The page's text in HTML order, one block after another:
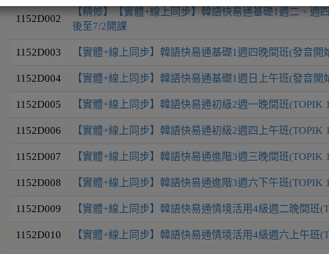
1152D002
【精修】【實體+線上同步】韓語快易通基礎1週二、週
後至7/2開課
1152D003 【實體+線上同步】韓語快易通基礎1週四晚間班(發音開
1152D004 【實體+線上同步】韓語快易通基礎1週日上午班(發音開
1152D005 【實體+線上同步】韓語快易通初級2週一晚間班(TOPIK
1152D006 【實體+線上同步】韓語快易通初級2週四上午班(TOPIK
1152D007 【實體+線上同步】韓語快易通進階3週三晚間班(TOPIK
1152D008 【實體+線上同步】韓語快易通進階3週六下午班(TOPIK
1152D009 【實體+線上同步】韓語快易通情境活用4級週二晚間班
1152D010 【實體+線上同步】韓語快易通情境活用4級週六上午班